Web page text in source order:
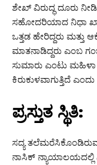
ಶೇಖ್ ವಿರುದ್ಧ ದೂರು
ಸಹೋದರಿಯಾದ ನಿಧಾ
ಒತ್ತಡ ಹೇರಿದ್ದರು
ಮಾತನಾಡಿದ್ದರು ಎಂಬ
ಸುಮಾರು ಎಂಟು
ಕಿರುಕುಳವಾಗುತ್ತಿದೆ
ಪ್ರಸ್ತುತ ಸ್ಥಿತಿ:
ಸದ್ಯ
ನಾಸಿಕ್ ನ್ಯಾಯಾಲಯದಲ್ಲಿ